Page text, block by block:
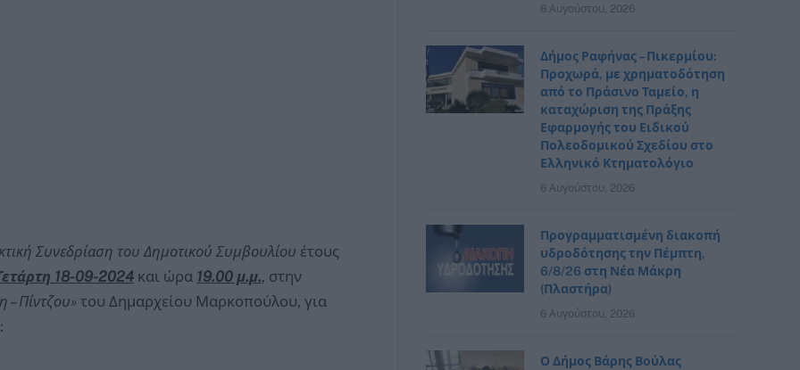
Συνεδρίαση του Δημοτικού Συμβουλίου έτους
18-09-2024 και ώρα 19.00 μ.μ., στην
– Πίντζου» του Δημαρχείου Μαρκοπούλου, για
6 Αυγούστου, 2026
Δήμος Ραφήνας – Πικερμίου:
Προχωρά, με χρηματοδότηση
από το Πράσινο Ταμείο, η
καταχώριση της Πράξης
Εφαρμογής του Ειδικού
Πολεοδομικού Σχεδίου στο
Ελληνικό Κτηματολόγιο
6 Αυγούστου, 2026
Προγραμματισμένη διακοπή
υδροδότησης την Πέμπτη,
6/8/26 στη Νέα Μάκρη
(Πλαστήρα)
6 Αυγούστου, 2026
Ο Δήμος Βάρης Βούλας